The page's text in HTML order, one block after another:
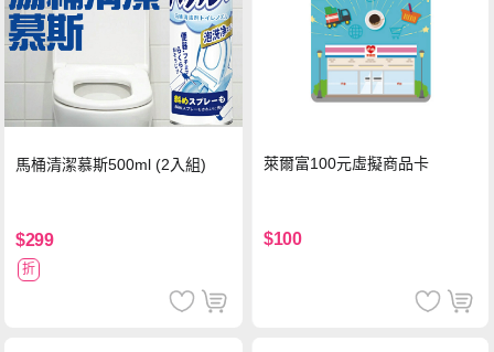
馬桶清潔慕斯500ml (2入組)
$299
折
萊爾富100元虛擬商品卡
$100